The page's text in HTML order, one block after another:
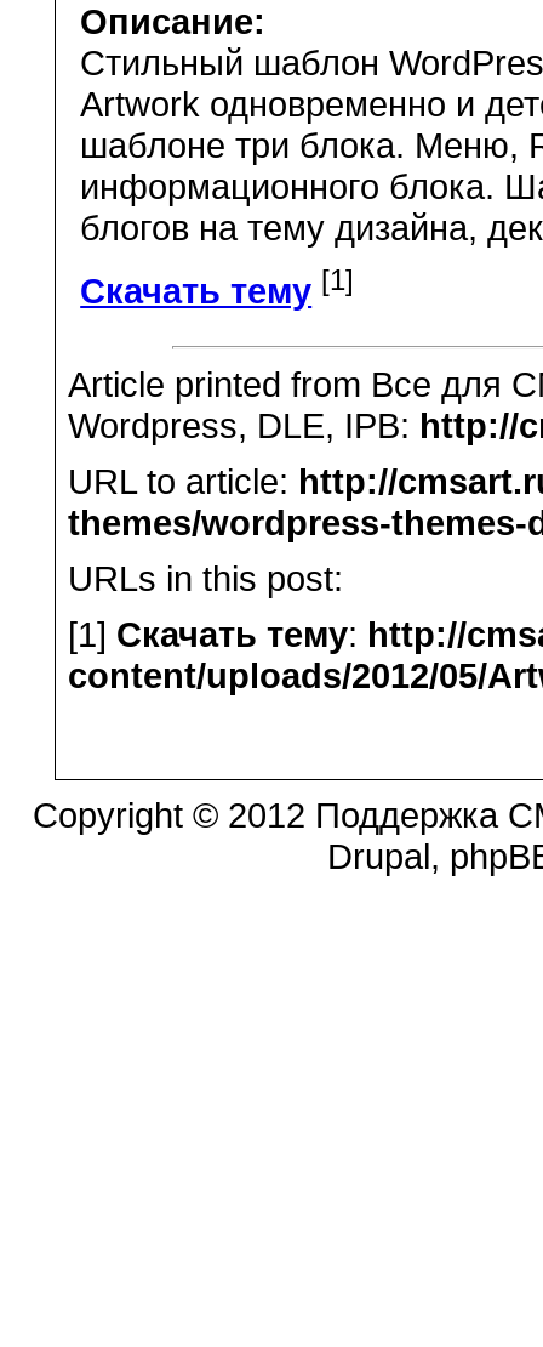
Описание:
Стильный шаблон
Artwork одновременно и
шаблоне три блока. Меню,
информационного блока.
блогов на тему дизайна,
Скачать тему [1]
Article printed from Все для
Wordpress, DLE, IPB: http://
URL to article: http://
themes/wordpress-
URLs in this post:
[1] Скачать тему: http://
content/uploads/2012/05/
Copyright © 2012 Поддержка
Drupal,